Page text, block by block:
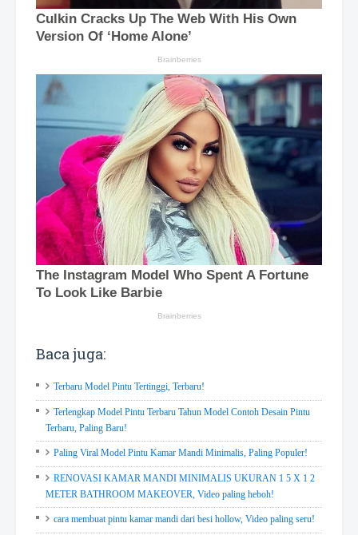
Baca juga:
Terbaru Model Pintu Tertinggi, Terbaru!
Terlengkap Model Pintu Terbaru Tahun Model Contoh Desain Pintu
Terbaru, Paling Baru!
Paling Viral Model Pintu Kamar Mandi Minimalis, Paling Populer!
RENOVASI KAMAR MANDI MINIMALIS UKURAN 1 5 X 1 2
METER BATHROOM MAKEOVER, Video paling heboh!
cara membuat pintu kamar mandi dari besi hollow, Video paling seru!